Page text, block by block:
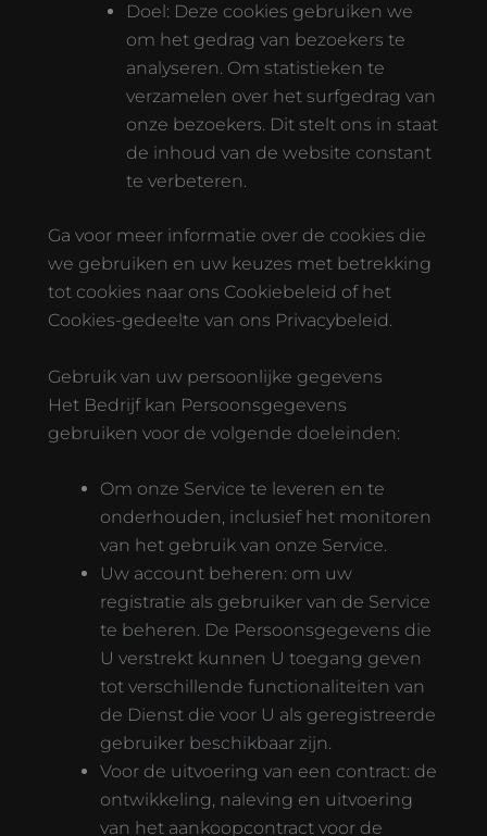
Doel: Deze cookies gebruiken we
om het gedrag van bezoekers te
analyseren. Om statistieken te
verzamelen over het surfgedrag van
onze bezoekers. Dit stelt ons in staat
de inhoud van de website constant
te verbeteren.
Ga voor meer informatie over de cookies die
we gebruiken en uw keuzes met betrekking
tot cookies naar ons Cookiebeleid of het
Cookies-gedeelte van ons Privacybeleid.
Gebruik van uw persoonlijke gegevens
Het Bedrijf kan Persoonsgegevens
gebruiken voor de volgende doeleinden:
Om onze Service te leveren en te
onderhouden, inclusief het monitoren
van het gebruik van onze Service.
Uw account beheren: om uw
registratie als gebruiker van de Service
te beheren. De Persoonsgegevens die
U verstrekt kunnen U toegang geven
tot verschillende functionaliteiten van
de Dienst die voor U als geregistreerde
gebruiker beschikbaar zijn.
Voor de uitvoering van een contract: de
ontwikkeling, naleving en uitvoering
van het aankoopcontract voor de